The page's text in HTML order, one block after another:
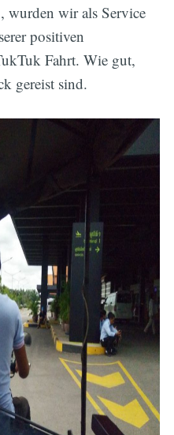
wurden wir als Service
positiven
Fahrt. Wie gut,
gereist sind.